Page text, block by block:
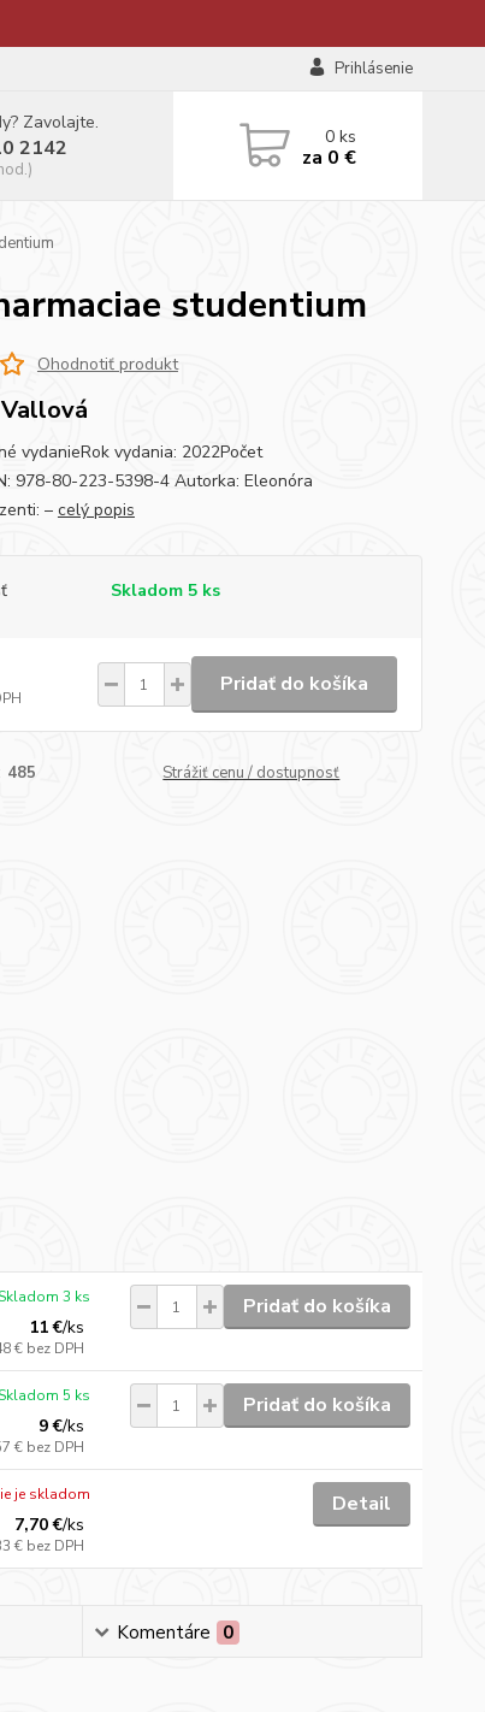
Prihlásenie
Zavolajte.
2142 0ks
za 0 €
studentium
Ohodnotiť produkt
vydanieRok vydania: 2022Počet
978-80-223-5398-4 Autorka: Eleonóra
– celý popis
Skladom 5 ks
Pridať do košíka
485 Strážiť cenu / dostupnosť
11 €/ks
€ bez DPH
Skladom 3 ks Pridať do košíka
9 €/ks
€ bez DPH
Skladom 5 ks Pridať do košíka
7,70 €/ks
€ bez DPH
je skladom Detail
Komentáre 0